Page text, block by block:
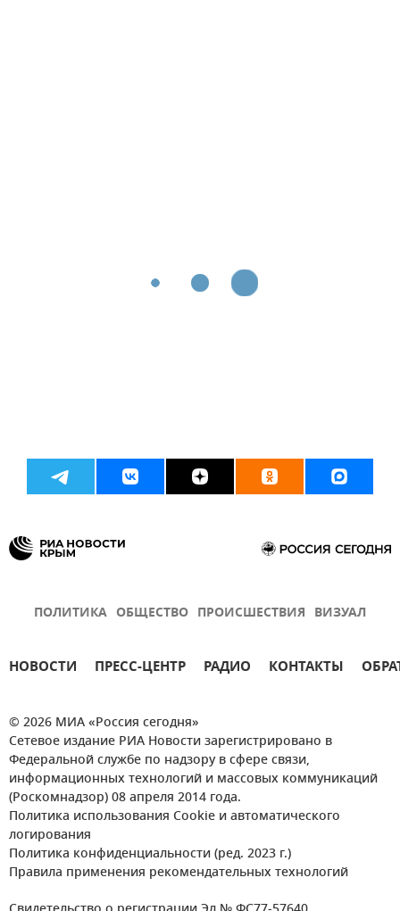
ПОЛИТИКА ОБЩЕСТВО ПРОИСШЕСТВИЯ ВИЗУАЛ
НОВОСТИ ПРЕСС-ЦЕНТР РАДИО КОНТАКТЫ
© 2026 МИА «Россия сегодня»
Сетевое издание РИА Новости зарегистрировано в
Федеральной службе по надзору в сфере связи,
информационных технологий и массовых коммуникаций
(Роскомнадзор) 08 апреля 2014 года.
Политика использования Cookie и автоматического
логирования
Политика конфиденциальности (ред. 2023 г.)
Правила применения рекомендательных технологий